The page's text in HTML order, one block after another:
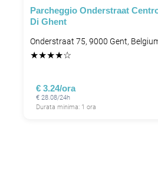
Parcheggio Onderstraat
Di Ghent
Onderstraat 75, 9000 Gent,
★★★★☆
€ 3.24/ora
€ 28.08/24h
Durata minima: 1 ora